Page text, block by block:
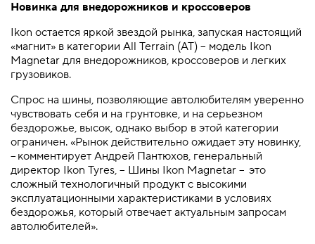
Новинка для внедорожников и кроссоверов
Ikon остается яркой звездой рынка, запуская настоящий
«магнит» в категории All Terrain (AT) – модель Ikon
Magnetar для внедорожников, кроссоверов и легких
грузовиков.
Спрос на шины, позволяющие автолюбителям уверенно
чувствовать себя и на грунтовке, и на серьезном
бездорожье, высок, однако выбор в этой категории
ограничен. «Рынок действительно ожидает эту новинку,
– комментирует Андрей Пантюхов, генеральный
директор Ikon Tyres, – Шины Ikon Magnetar – это
сложный технологичный продукт с высокими
эксплуатационными характеристиками в условиях
бездорожья, который отвечает актуальным запросам
автолюбителей».